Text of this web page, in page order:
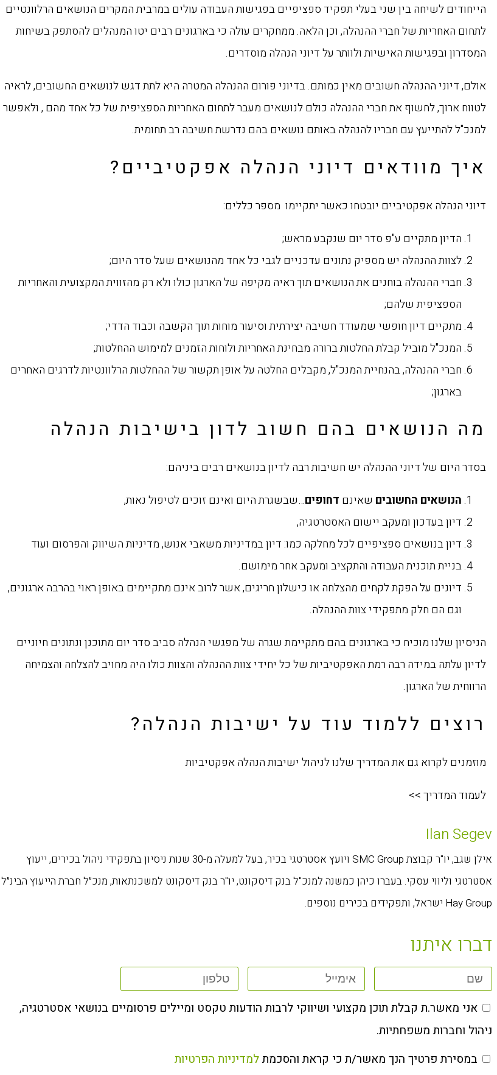
הייחודים לשיחה בין שני בעלי תפקיד ספציפיים בפגישות העבודה עולים במרבית המקרים הנושאים הרלוונטיים
לתחום האחריות של חברי ההנהלה, וכן הלאה. ממחקרים עולה כי בארגונים רבים יטו המנהלים להסתפק בשיחות
המסדרון ובפגישות האישיות ולוותר על דיוני הנהלה מוסדרים.
אולם, דיוני ההנהלה חשובים מאין כמותם. בדיוני פורום ההנהלה המטרה היא לתת דגש לנושאים החשובים, לראיה
לטווח ארוך, לחשוף את חברי ההנהלה כולם לנושאים מעבר לתחום האחריות הספציפית של כל אחד מהם , ולאפשר
למנכ"ל להתייעץ עם חבריו להנהלה באותם נושאים בהם נדרשת חשיבה רב תחומית.
איך מוודאים דיוני הנהלה אפקטיביים?
דיוני הנהלה אפקטיביים יובטחו כאשר יתקיימו מספר כללים:
הדיון מתקיים ע"פ סדר יום שנקבע מראש;
לצוות ההנהלה יש מספיק נתונים עדכניים לגבי כל אחד מהנושאים שעל סדר היום;
חברי ההנהלה בוחנים את הנושאים תוך ראיה מקיפה של הארגון כולו ולא רק מהזווית המקצועית והאחריות
הספציפית שלהם;
מתקיים דיון חופשי שמעודד חשיבה יצירתית וסיעור מוחות תוך הקשבה וכבוד הדדי;
המנכ"ל מוביל קבלת החלטות ברורה מבחינת האחריות ולוחות הזמנים למימוש ההחלטות;
חברי ההנהלה, בהנחיית המנכ"ל, מקבלים החלטה על אופן תקשור של ההחלטות הרלוונטיות לדרגים האחרים
בארגון;
מה הנושאים בהם חשוב לדון בישיבות הנהלה
בסדר היום של דיוני ההנהלה יש חשיבות רבה לדיון בנושאים רבים ביניהם:
הנושאים החשובים שאינם דחופים…שבשגרת היום ואינם זוכים לטיפול נאות,
דיון בעדכון ומעקב יישום האסטרטגיה,
דיון בנושאים ספציפיים לכל מחלקה כמו: דיון במדיניות משאבי אנוש, מדיניות השיווק והפרסום ועוד
בניית תוכנית העבודה והתקציב ומעקב אחר מימושם.
דיונים על הפקת לקחים מהצלחה או כישלון חריגים, אשר לרוב אינם מתקיימים באופן ראוי בהרבה ארגונים,
וגם הם חלק מתפקידי צוות ההנהלה.
הניסיון שלנו מוכיח כי בארגונים בהם מתקיימת שגרה של מפגשי הנהלה סביב סדר יום מתוכנן ונתונים חיוניים
לדיון עלתה במידה רבה רמת האפקטיביות של כל יחידי צוות ההנהלה והצוות כולו היה מחויב להצלחה והצמיחה
הרווחית של הארגון.
רוצים ללמוד עוד על ישיבות הנהלה?
מוזמנים לקרוא גם את המדריך שלנו לניהול ישיבות הנהלה אפקטיביות
לעמוד המדריך >>
Ilan Segev
אילן שגב, יו"ר קבוצת SMC Group ויועץ אסטרטגי בכיר, בעל למעלה מ-30 שנות ניסיון בתפקידי ניהול בכירים, ייעוץ
אסטרטגי וליווי עסקי. בעברו כיהן כמשנה למנכ"ל בנק דיסקונט, יו"ר בנק דיסקונט למשכנתאות, מנכ״ל חברת הייעוץ הבינ״ל
Hay Group ישראל, ותפקידים בכירים נוספים.
דברו איתנו
אני מאשר.ת קבלת תוכן מקצועי ושיווקי לרבות הודעות טקסט ומיילים פרסומיים בנושאי אסטרטגיה,
ניהול וחברות משפחתיות.
במסירת פרטיך הנך מאשר/ת כי קראת והסכמתלמדיניות הפרטיות